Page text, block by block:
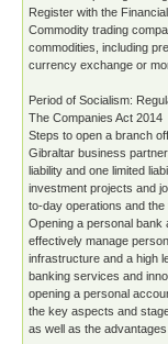
Register with the
Commodity trading
commodities, including
currency exchange or
Period of Socialism:
The Companies Act 2014
Steps to open a branch
Gibraltar business
liability and one limited
investment projects and
to-day operations and
Opening a personal bank
effectively manage
infrastructure and a high
banking services and
opening a personal
the key aspects and
as well as the